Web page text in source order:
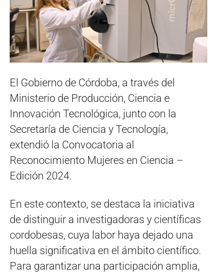
El Gobierno de Córdoba, a través del
Ministerio de Producción, Ciencia e
Innovación Tecnológica, junto con la
Secretaría de Ciencia y Tecnología,
extendió la Convocatoria al
Reconocimiento Mujeres en Ciencia –
Edición 2024.
En este contexto, se destaca la iniciativa
de distinguir a investigadoras y científicas
cordobesas, cuya labor haya dejado una
huella significativa en el ámbito científico.
Para garantizar una participación amplia,